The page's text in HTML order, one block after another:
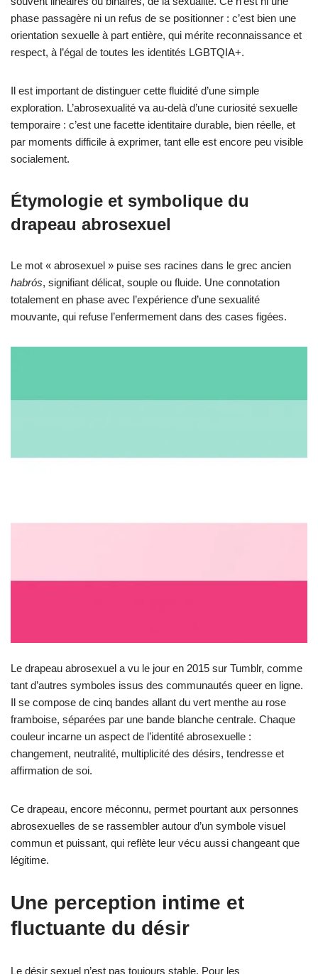
phase passagère ni un refus de se positionner : c’est bien une
orientation sexuelle à part entière, qui mérite reconnaissance et
respect, à l’égal de toutes les identités LGBTQIA+.
Il est important de distinguer cette fluidité d’une simple
exploration. L’abrosexualité va au-delà d’une curiosité sexuelle
temporaire : c’est une facette identitaire durable, bien réelle, et
par moments difficile à exprimer, tant elle est encore peu visible
socialement.
Étymologie et symbolique du
drapeau abrosexuel
Le mot « abrosexuel » puise ses racines dans le grec ancien
habrós, signifiant délicat, souple ou fluide. Une connotation
totalement en phase avec l’expérience d’une sexualité
mouvante, qui refuse l’enfermement dans des cases figées.
Le drapeau abrosexuel a vu le jour en 2015 sur Tumblr, comme
tant d’autres symboles issus des communautés queer en ligne.
Il se compose de cinq bandes allant du vert menthe au rose
framboise, séparées par une bande blanche centrale. Chaque
couleur incarne un aspect de l’identité abrosexuelle :
changement, neutralité, multiplicité des désirs, tendresse et
affirmation de soi.
Ce drapeau, encore méconnu, permet pourtant aux personnes
abrosexuelles de se rassembler autour d’un symbole visuel
commun et puissant, qui reflète leur vécu aussi changeant que
légitime.
Une perception intime et
fluctuante du désir
Le désir sexuel n’est pas toujours stable. Pour les